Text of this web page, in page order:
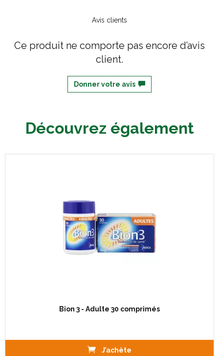
Avis clients
Ce produit ne comporte pas encore d’avis
client.
Donner votre avis
Découvrez également
Bion 3 - Adulte 30 comprimés
J’achète